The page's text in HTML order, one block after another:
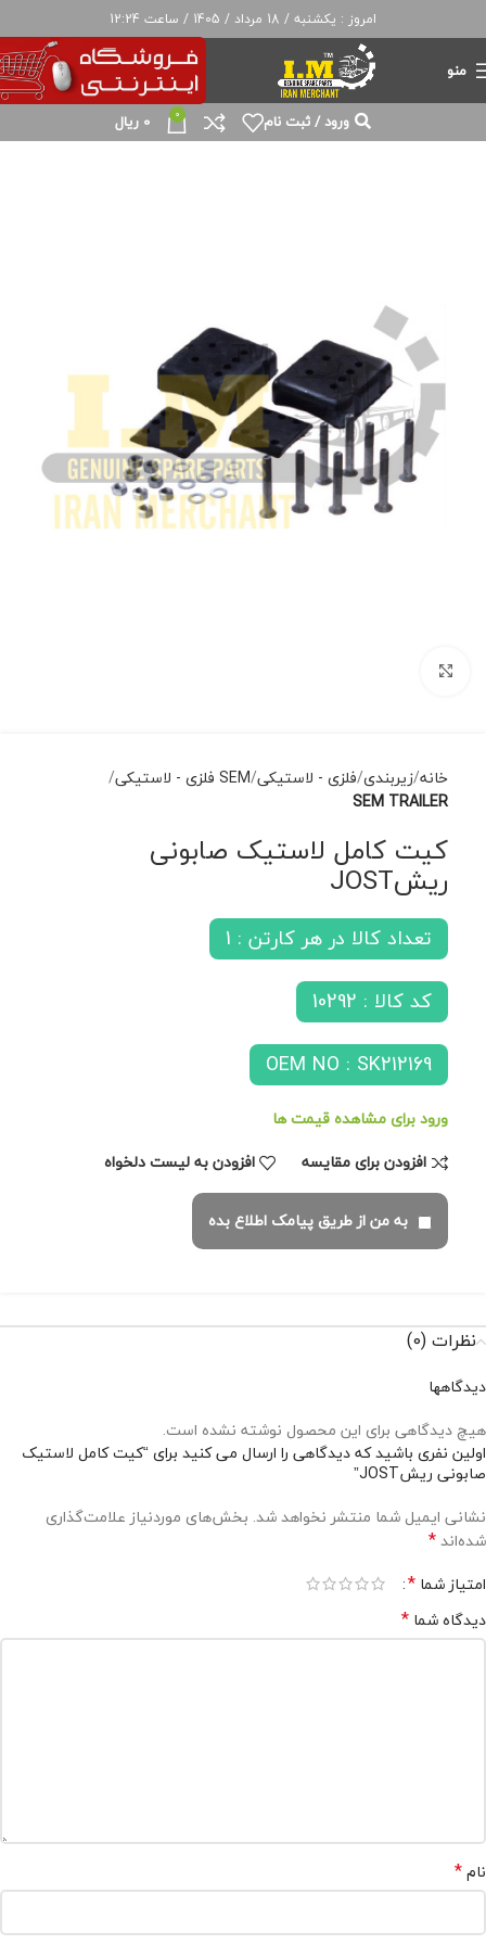
امروز : یکشنبه / 18 مرداد / 1405 / ساعت 12:24
منو
ورود / ثبت نام 0
0 ریال
خانه زیربندی فلزی - لاستیکی SEM فلزی - لاستیکی
SEM TRAILER
کیت کامل لاستیک صابونی
ریشJOST
تعداد کالا در هر کارتن : 1
کد کالا : 10292
OEM NO : SK212169
ورود برای مشاهده قیمت ها
افزودن برای مقایسه
افزودن به لیست دلخواه
به من از طریق پیامک اطلاع بده
نظرات (0)
دیدگاهها
هیچ دیدگاهی برای این محصول نوشته نشده است.
اولین نفری باشید که دیدگاهی را ارسال می کنید برای “کیت کامل لاستیک
صابونی ریشJOST”
نشانی ایمیل شما منتشر نخواهد شد. بخش‌های موردنیاز علامت‌گذاری
شده‌اند*
امتیاز شما *
دیدگاه شما *
نام*